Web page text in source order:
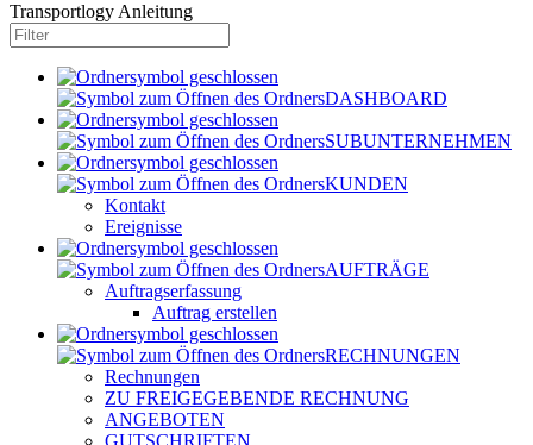
Transportlogy Anleitung
DASHBOARD
SUBUNTERNEHMEN
KUNDEN
Kontakt
Ereignisse
AUFTRÄGE
Auftragserfassung
Auftrag erstellen
RECHNUNGEN
Rechnungen
ZU FREIGEGEBENDE RECHNUNG
ANGEBOTEN
GUTSCHRIFTEN